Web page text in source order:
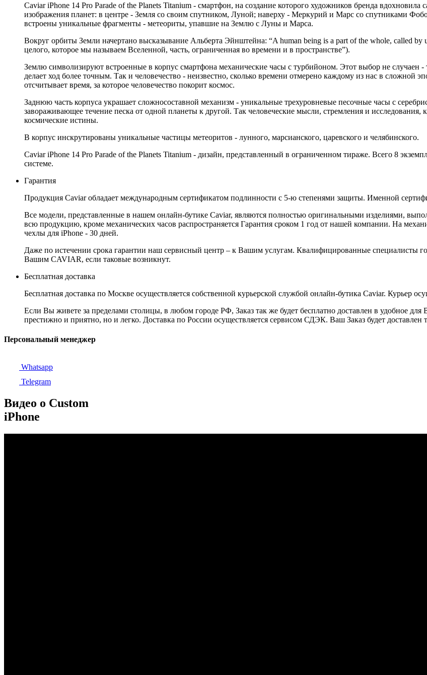
Caviar iPhone 14 Pro Parade of the Planets Titanium - смартфон, на создание которого художников бренда вдохновила
изображения планет: в центре - Земля со своим спутником, Луной; наверху - Меркурий и Марс со спутниками
встроены уникальные фрагменты - метеориты, упавшие на Землю с Луны и Марса.
Вокруг орбиты Земли начертано высказывание Альберта Эйнштейна: “A human being is a part of the whole, called by
целого, которое мы называем Вселенной, часть, ограниченная во времени и в пространстве”).
Землю символизируют встроенные в корпус смартфона механические часы с турбийоном. Этот выбор не случаен
делает ход более точным. Так и человечество - неизвестно, сколько времени отмерено каждому из нас в сложной
отсчитывает время, за которое человечество покорит космос.
Заднюю часть корпуса украшает сложносоставной механизм - уникальные трехуровневые песочные часы с
завораживающее течение песка от одной планеты к другой. Так человеческие мысли, стремления и
космические истины.
В корпус инскрутированы уникальные частицы метеоритов - лунного, марсианского, царевского и челябинского.
Caviar iPhone 14 Pro Parade of the Planets Titanium - дизайн, представленный в ограниченном тираже. Всего 8
системе.
Гарантия
Продукция Caviar обладает международным сертификатом подлинности с 5-ю степенями защиты. Именной
Все модели, представленные в нашем онлайн-бутике Caviar, являются полностью оригинальными изделиями,
всю продукцию, кроме механических часов распространяется Гарантия сроком 1 год от нашей компании. На
чехлы для iPhone - 30 дней.
Даже по истечении срока гарантии наш сервисный центр – к Вашим услугам. Квалифицированные специалисты
Вашим CAVIAR, если таковые возникнут.
Бесплатная доставка
Бесплатная доставка по Москве осуществляется собственной курьерской службой онлайн-бутика Caviar. Курьер
Если Вы живете за пределами столицы, в любом городе РФ, Заказ так же будет бесплатно доставлен в удобное для
престижно и приятно, но и легко. Доставка по России осуществляется сервисом СДЭК. Ваш Заказ будет доставлен
Персональный менеджер
Whatsapp
Telegram
Видео о Custom
iPhone